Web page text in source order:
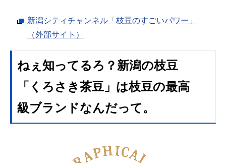
新潟シティチャンネル「枝豆のすごいパワー」
（外部サイト）
ねぇ知ってるろ？新潟の枝豆
「くろさき茶豆」は枝豆の最高
級ブランドなんだって。